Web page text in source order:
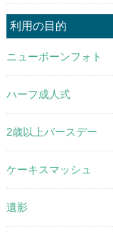
利用の目的
ニューボーンフォト
ハーフ成人式
2歳以上バースデー
ケーキスマッシュ
遺影